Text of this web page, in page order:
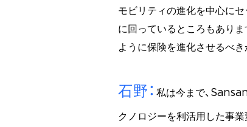
モビリティの進化を中心に
に回っているところもあり
ように保険を進化させるべ
石野 私は今まで、
クノロジーを利活用した事